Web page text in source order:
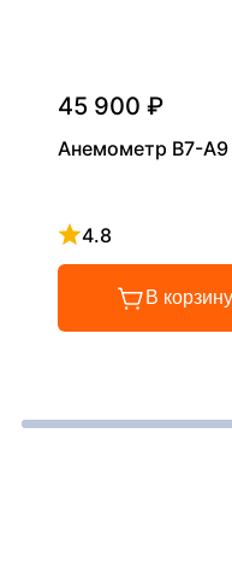
45 900 ₽
Анемометр В7-А9
4.8
Рейтинг 4.8 из 5
В корзину